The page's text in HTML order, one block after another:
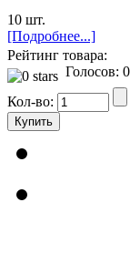
10 шт.
[Подробнее...]
Рейтинг товара:
Голосов: 0
Кол-во: